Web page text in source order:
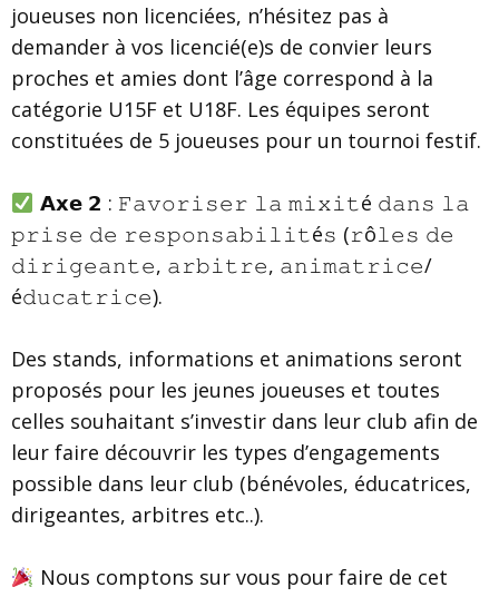
joueuses non licenciées, n’hésitez pas à
demander à vos licencié(e)s de convier leurs
proches et amies dont l’âge correspond à la
catégorie U15F et U18F. Les équipes seront
constituées de 5 joueuses pour un tournoi festif.
𝗔𝘅𝗲 𝟮 : 𝙵𝚊𝚟𝚘𝚛𝚒𝚜𝚎𝚛 𝚕𝚊 𝚖𝚒𝚡𝚒𝚝é 𝚍𝚊𝚗𝚜 𝚕𝚊
𝚙𝚛𝚒𝚜𝚎 𝚍𝚎 𝚛𝚎𝚜𝚙𝚘𝚗𝚜𝚊𝚋𝚒𝚕𝚒𝚝é𝚜 (𝚛ô𝚕𝚎𝚜 𝚍𝚎
𝚍𝚒𝚛𝚒𝚐𝚎𝚊𝚗𝚝𝚎, 𝚊𝚛𝚋𝚒𝚝𝚛𝚎, 𝚊𝚗𝚒𝚖𝚊𝚝𝚛𝚒𝚌𝚎/
é𝚍𝚞𝚌𝚊𝚝𝚛𝚒𝚌𝚎).
Des stands, informations et animations seront
proposés pour les jeunes joueuses et toutes
celles souhaitant s’investir dans leur club afin de
leur faire découvrir les types d’engagements
possible dans leur club (bénévoles, éducatrices,
dirigeantes, arbitres etc..).
Nous comptons sur vous pour faire de cet